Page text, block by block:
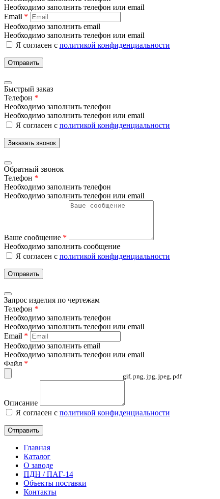
Необходимо заполнить телефон или email
Email *
Необходимо заполнить email
Необходимо заполнить телефон или email
Я согласен с политикой конфиденциальности
Отправить
Быстрый заказ
Телефон *
Необходимо заполнить телефон
Необходимо заполнить телефон или email
Я согласен с политикой конфиденциальности
Заказать звонок
Обратный звонок
Телефон *
Необходимо заполнить телефон
Необходимо заполнить телефон или email
Ваше сообщение *
Необходимо заполнить сообщение
Я согласен с политикой конфиденциальности
Отправить
Запрос изделия по чертежам
Телефон *
Необходимо заполнить телефон
Необходимо заполнить телефон или email
Email *
Необходимо заполнить email
Необходимо заполнить телефон или email
Файл *
gif, png, jpg, jpeg, pdf
Описание
Я согласен с политикой конфиденциальности
Отправить
Главная
Каталог
О заводе
ПДН / ПАГ-14
Объекты поставки
Контакты